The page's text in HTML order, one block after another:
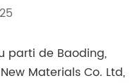
parti de Baoding,
Materials Co. Ltd,